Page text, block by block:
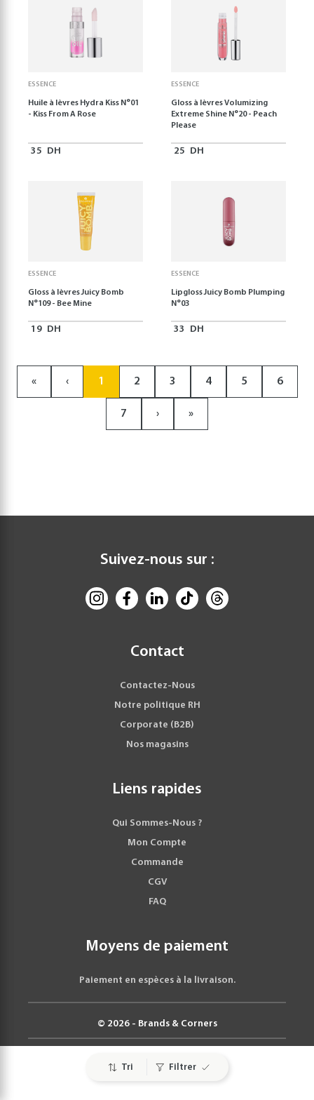
Tri Filtrer
ESSENCE
Huile à lèvres Hydra Kiss N°01
- Kiss From A Rose
35 DH
ESSENCE
Gloss à lèvres Volumizing
Extreme Shine N°20 - Peach
Please
25 DH
ESSENCE
Gloss à lèvres Juicy Bomb
N°109 - Bee Mine
19 DH
ESSENCE
Lipgloss Juicy Bomb Plumping
N°03
33 DH
« ‹ 1 2 3 4 5 6
7 › »
Suivez-nous sur :
Contact
Contactez-Nous
Notre politique RH
Corporate (B2B)
Nos magasins
Liens rapides
Qui Sommes-Nous ?
Mon Compte
Commande
CGV
FAQ
Moyens de paiement
Paiement en espèces à la livraison.
© 2026 - Brands & Corners